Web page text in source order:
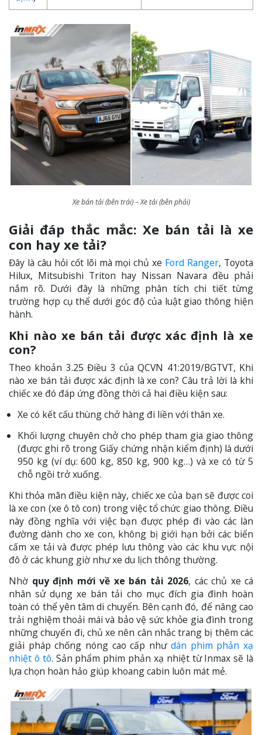
Xe bán tải (bên trái) – Xe tải (bên phải)
Giải đáp thắc mắc: Xe bán tải là xe
con hay xe tải?
Đây là câu hỏi cốt lõi mà mọi chủ xe Ford Ranger, Toyota
Hilux, Mitsubishi Triton hay Nissan Navara đều phải
nắm rõ. Dưới đây là những phân tích chi tiết từng
trường hợp cụ thể dưới góc độ của luật giao thông hiện
hành.
Khi nào xe bán tải được xác định là xe
con?
Theo khoản 3.25 Điều 3 của QCVN 41:2019/BGTVT, Khi
nào xe bán tải được xác định là xe con? Câu trả lời là khi
chiếc xe đó đáp ứng đồng thời cả hai điều kiện sau:
Xe có kết cấu thùng chở hàng đi liền với thân xe.
Khối lượng chuyên chở cho phép tham gia giao thông
(được ghi rõ trong Giấy chứng nhận kiểm định) là dưới
950 kg (ví dụ: 600 kg, 850 kg, 900 kg…) và xe có từ 5
chỗ ngồi trở xuống.
Khi thỏa mãn điều kiện này, chiếc xe của bạn sẽ được coi
là xe con (xe ô tô con) trong việc tổ chức giao thông. Điều
này đồng nghĩa với việc bạn được phép đi vào các làn
đường dành cho xe con, không bị giới hạn bởi các biển
cấm xe tải và được phép lưu thông vào các khu vực nội
đô ở các khung giờ như xe du lịch thông thường.
Nhờ quy định mới về xe bán tải 2026, các chủ xe cá
nhân sử dụng xe bán tải cho mục đích gia đình hoàn
toàn có thể yên tâm di chuyển. Bên cạnh đó, để nâng cao
trải nghiệm thoải mái và bảo vệ sức khỏe gia đình trong
những chuyến đi, chủ xe nên cân nhắc trang bị thêm các
giải pháp chống nóng cao cấp như dán phim phản xạ
nhiệt ô tô. Sản phẩm phim phản xạ nhiệt từ Inmax sẽ là
lựa chọn hoàn hảo giúp khoang cabin luôn mát mẻ.